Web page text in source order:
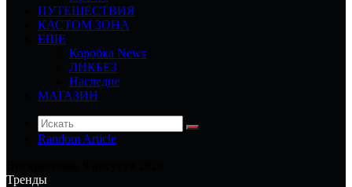
ПУТЕШЕСТВИЯ
КАСТОМ ЗОНА
ЕЩЕ
Коробка News
ЛИКБЕЗ
Наследие
МАГАЗИН
Random Article
Тренды